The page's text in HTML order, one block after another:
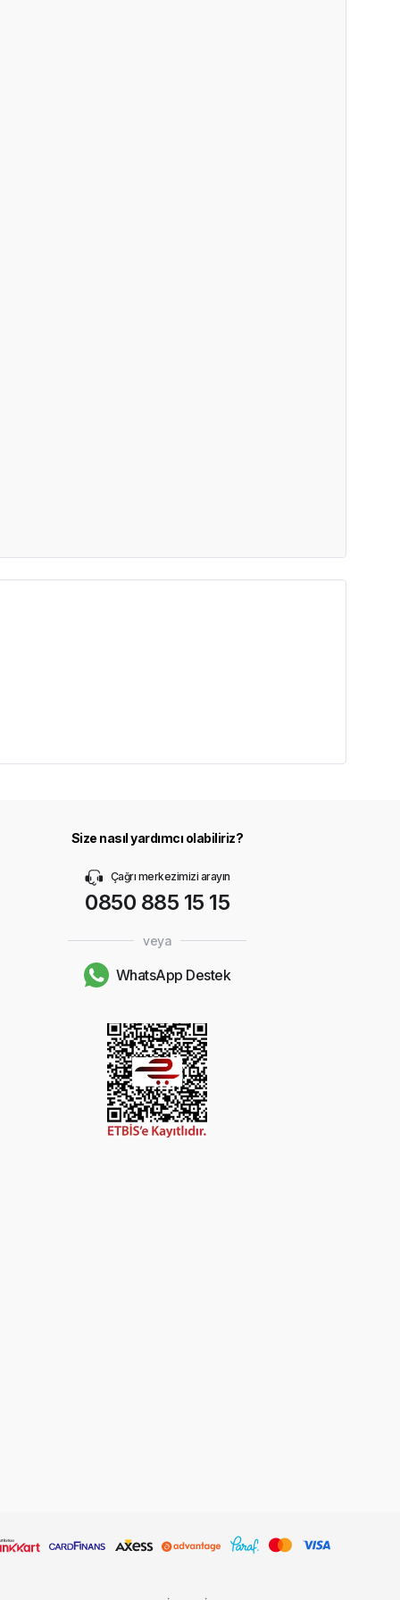
Size nasıl yardımcı olabiliriz?
Çağrı merkezimizi arayın
0850 885 15 15
veya
WhatsApp Destek